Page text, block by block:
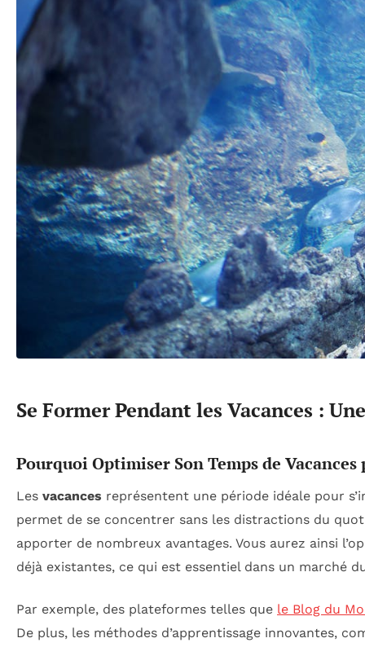
Se Former Pendant les Vacances :
Pourquoi Optimiser Son Temps de
Les vacances représentent une période idéale pour
permet de se concentrer sans les distractions du
apporter de nombreux avantages. Vous aurez ainsi
déjà existantes, ce qui est essentiel dans un marché
Par exemple, des plateformes telles que le Blog du
De plus, les méthodes d’apprentissage innovantes,